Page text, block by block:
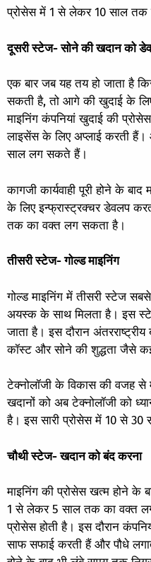
प्रोसेस में 1 से लेकर 10 साल
दूसरी स्टेज- सोने की खदान को
एक बार जब यह तय हो जाता है
सकती है, तो आगे की खुदाई के
माइनिंग कंपनियां खुदाई की
लाइसेंस के लिए अप्लाई करती
साल लग सकते हैं।
कागजी कार्यवाही पूरी होने के
के लिए इन्फ्रास्ट्रक्चर डेवलप
तक का वक्त लग सकता है।
तीसरी स्टेज- गोल्ड माइनिंग
गोल्ड माइनिंग में तीसरी स्टेज
अयस्क के साथ मिलता है। इस
जाता है। इस दौरान
कॉस्ट और सोने की शुद्धता जैसे
टेक्नोलॉजी के विकास की वजह से
खदानों को अब टेक्नोलॉजी को
है। इस सारी प्रोसेस में 10 से
चौथी स्टेज- खदान को बंद करना
माइनिंग की प्रोसेस खत्म होने के
1 से लेकर 5 साल तक का वक्त
प्रोसेस होती है। इस दौरान
साफ सफाई करती हैं और पौधे